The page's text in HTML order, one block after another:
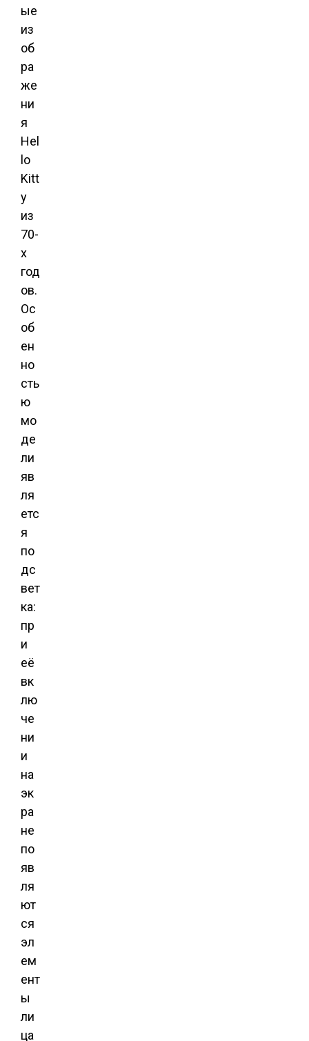
ые
из
об
ра
же
ни
я
Hel
lo
Kitt
y
из
70-
х
год
ов.
Ос
об
ен
но
сть
ю
мо
де
ли
яв
ля
етс
я
по
дс
вет
ка:
пр
и
её
вк
лю
че
ни
и
на
эк
ра
не
по
яв
ля
ют
ся
эл
ем
ент
ы
ли
ца